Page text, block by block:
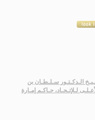
الـدكـتـور سـلـطـان بن
لـلإتـحـاد، حـاكـم إمـارة